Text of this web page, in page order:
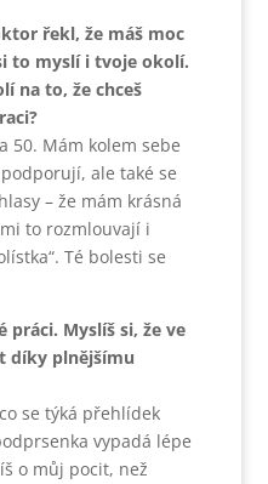
řekl, že máš moc
to myslí i tvoje okolí.
na to, že chceš
50. Mám kolem sebe
ale také se
– že mám krásná
to rozmlouvají i
Té bolesti se
práci. Myslíš si, že ve
díky plnějšímu
se týká přehlídek
vypadá lépe
o můj pocit, než